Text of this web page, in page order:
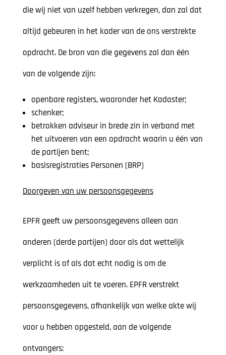
die wij niet van uzelf hebben verkregen, dan zal dat
altijd gebeuren in het kader van de ons verstrekte
opdracht. De bron van die gegevens zal dan één
van de volgende zijn:
openbare registers, waaronder het Kadaster;
schenker;
betrokken adviseur in brede zin in verband met
het uitvoeren van een opdracht waarin u één van
de partijen bent;
basisregistraties Personen (BRP)
Doorgeven van uw persoonsgegevens
EPFR geeft uw persoonsgegevens alleen aan
anderen (derde partijen) door als dat wettelijk
verplicht is of als dat echt nodig is om de
werkzaamheden uit te voeren. EPFR verstrekt
persoonsgegevens, afhankelijk van welke akte wij
voor u hebben opgesteld, aan de volgende
ontvangers: